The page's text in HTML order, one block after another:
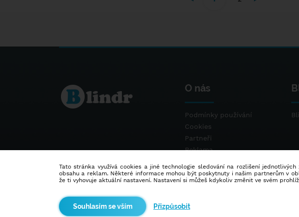
O nás
Podmínky používání
Cookies
Partneři
Reklama
Tato stránka využívá cookies a jiné technologie sledování na rozlišení
obsahu a reklam. Některé informace mohou být poskytnuty i našim partnerům v
že ti vyhovuje aktuální nastavení. Nastavení si můžeš kdykoliv změnit ve svém
Přizpůsobit